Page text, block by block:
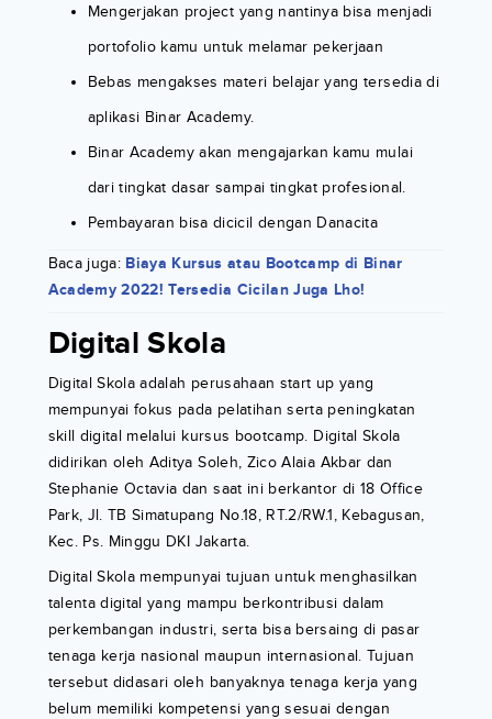
Mengerjakan project yang nantinya bisa menjadi
portofolio kamu untuk melamar pekerjaan
Bebas mengakses materi belajar yang tersedia di
aplikasi Binar Academy.
Binar Academy akan mengajarkan kamu mulai
dari tingkat dasar sampai tingkat profesional.
Pembayaran bisa dicicil dengan Danacita
Baca juga: Biaya Kursus atau Bootcamp di Binar
Academy 2022! Tersedia Cicilan Juga Lho!
Digital Skola
Digital Skola adalah perusahaan start up yang
mempunyai fokus pada pelatihan serta peningkatan
skill digital melalui kursus bootcamp. Digital Skola
didirikan oleh Aditya Soleh, Zico Alaia Akbar dan
Stephanie Octavia dan saat ini berkantor di 18 Office
Park, Jl. TB Simatupang No.18, RT.2/RW.1, Kebagusan,
Kec. Ps. Minggu DKI Jakarta.
Digital Skola mempunyai tujuan untuk menghasilkan
talenta digital yang mampu berkontribusi dalam
perkembangan industri, serta bisa bersaing di pasar
tenaga kerja nasional maupun internasional. Tujuan
tersebut didasari oleh banyaknya tenaga kerja yang
belum memiliki kompetensi yang sesuai dengan